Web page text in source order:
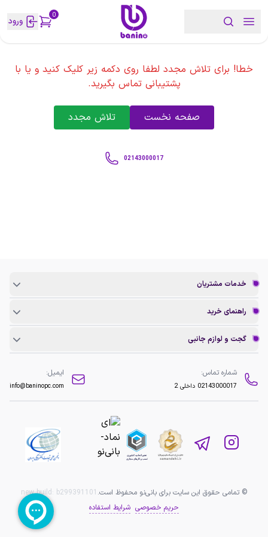
0 ورود
خطا! برای تلاش مجدد لطفا روی دکمه زیر کلیک کنید و یا با
پشتیبانی تماس بگیرید.
صفحه نخست تلاش مجدد
02143000017
خدمات مشتریان
راهنمای خرید
گجت و لوازم جانبی
شماره تماس:
02143000017 داخلی 2
ایمیل:
info@baninopc.com
© تمامی حقوق این سایت برای بانی‌نو محفوظ است. new build: b299391101
حریم خصوصی شرایط استفاده